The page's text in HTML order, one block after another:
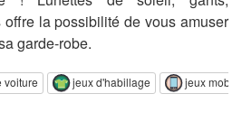
la possibilité de vous amuser
garde-robe.
voiture jeux d'habillage jeux